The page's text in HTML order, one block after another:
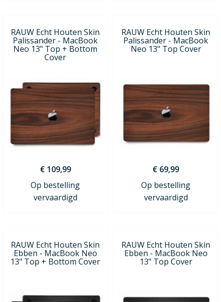
RAUW Echt Houten Skin
Palissander - MacBook
Neo 13" Top + Bottom
Cover
€ 109,99
Op bestelling
vervaardigd
RAUW Echt Houten Skin
Palissander - MacBook
Neo 13" Top Cover
€ 69,99
Op bestelling
vervaardigd
RAUW Echt Houten Skin
Ebben - MacBook Neo
13" Top + Bottom Cover
RAUW Echt Houten Skin
Ebben - MacBook Neo
13" Top Cover